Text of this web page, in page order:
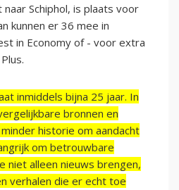
Schiphol, is plaats voor
kunnen er 36 mee in
in Economy of - voor extra
inmiddels bijna 25 jaar. In
bronnen en
historie om aandacht
om betrouwbare
niet alleen nieuws brengen,
verhalen die er echt toe